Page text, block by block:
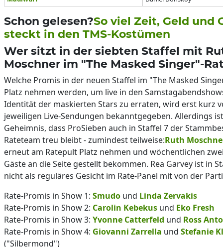
Schon gelesen?So viel Zeit, Geld und
steckt in den TMS-Kostümen
Wer sitzt in der siebten Staffel mit
Moschner im "The Masked Singer"-
Welche Promis in der neuen Staffel im "The Masked
Platz nehmen werden, um live in den
Identität der maskierten Stars zu erraten, wird erst kurz
jeweiligen Live-Sendungen bekanntgegeben. Allerdings
Geheimnis, dass ProSieben auch in Staffel 7 der
Rateteam treu bleibt - zumindest teilweise:Ruth
erneut am Ratepult Platz nehmen und wöchentlichen
Gäste an die Seite gestellt bekommen. Rea Garvey ist in
nicht als reguläres Gesicht im Rate-Panel mit von der
Rate-Promis in Show 1: Smudo und Linda Zervakis
Rate-Promis in Show 2: Carolin Kebekus und Eko Fresh
Rate-Promis in Show 3: Yvonne Catterfeld und Ross
Rate-Promis in Show 4: Giovanni Zarrella und Stefanie
("Silbermond")